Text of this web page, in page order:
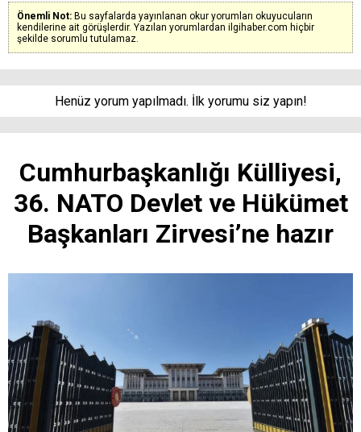
Önemli Not: Bu sayfalarda yayınlanan okur yorumları okuyucuların
kendilerine ait görüşlerdir. Yazılan yorumlardan ilgihaber.com hiçbir
şekilde sorumlu tutulamaz.
Henüz yorum yapılmadı. İlk yorumu siz yapın!
Cumhurbaşkanlığı Külliyesi,
36. NATO Devlet ve Hükümet
Başkanları Zirvesi’ne hazır